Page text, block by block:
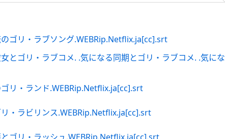
ゴリ・ラブソング.WEBRip.Netflix.ja[cc].srt
とゴリ・ラブコメ. .気になる同期とゴリ・ラブコメ. .気にな
リ・ランド.WEBRip.Netflix.ja[cc].srt
・ラビリンス.WEBRip.Netflix.ja[cc].srt